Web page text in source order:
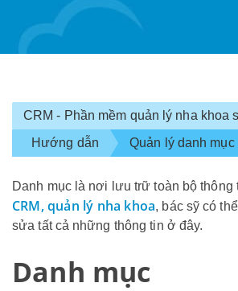
CRM - Phần mềm quản lý nha khoa
Hướng dẫn
Quản lý danh mục
Danh mục là nơi lưu trữ toàn bộ thông
CRM, quản lý nha khoa, bác sỹ có
sửa tất cả những thông tin ở đây.
Danh mục